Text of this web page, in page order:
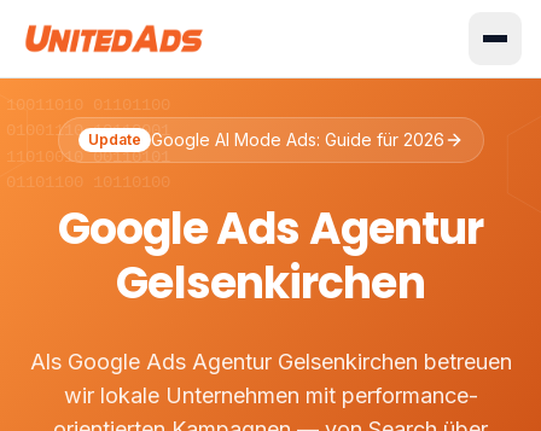
01101100
10110001
00110101
10110100
Update Google AI Mode Ads: Guide für 2026
Google Ads Agentur
Gelsenkirchen
Als Google Ads Agentur Gelsenkirchen betreuen
wir lokale Unternehmen mit performance-